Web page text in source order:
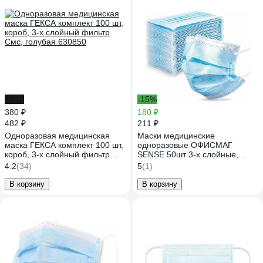
380 ₽
482 ₽
Одноразовая медицинская
маска ГЕКСА комплект 100 шт,
короб, 3-х слойный фильтр
Смс, голубая 630850
4.2(34)
В корзину
-15%
180 ₽
211 ₽
Маски медицинские
одноразовые ОФИСМАГ
SENSE 50шт 3-х слойные,
голубые, фильтр мельтблаун
630852
5(1)
В корзину